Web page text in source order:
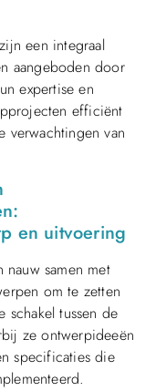
een integraal
aangeboden door
expertise en
efficiënt
verwachtingen van
en uitvoering
samen met
om te zetten
schakel tussen de
ze ontwerpideeën
specificaties die